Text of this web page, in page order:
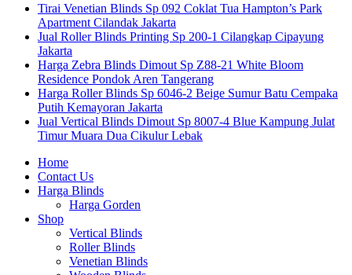
Tirai Venetian Blinds Sp 092 Coklat Tua Hampton’s Park
Apartment Cilandak Jakarta
Jual Roller Blinds Printing Sp 200-1 Cilangkap Cipayung
Jakarta
Harga Zebra Blinds Dimout Sp Z88-21 White Bloom
Residence Pondok Aren Tangerang
Harga Roller Blinds Sp 6046-2 Beige Sumur Batu Cempaka
Putih Kemayoran Jakarta
Jual Vertical Blinds Dimout Sp 8007-4 Blue Kampung Julat
Timur Muara Dua Cikulur Lebak
Home
Contact Us
Harga Blinds
Harga Gorden
Shop
Vertical Blinds
Roller Blinds
Venetian Blinds